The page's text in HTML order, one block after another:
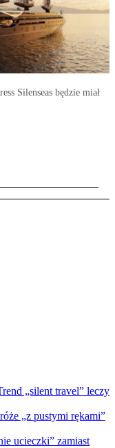
Silenseas będzie miał
„silent travel” leczy
„z pustymi rękami”
ucieczki” zamiast